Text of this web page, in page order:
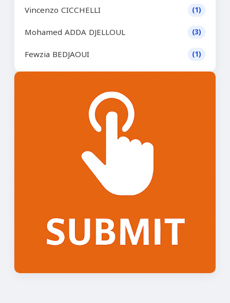
Vincenzo CICCHELLI (1)
Mohamed ADDA DJELLOUL (3)
Fewzia BEDJAOUI (1)